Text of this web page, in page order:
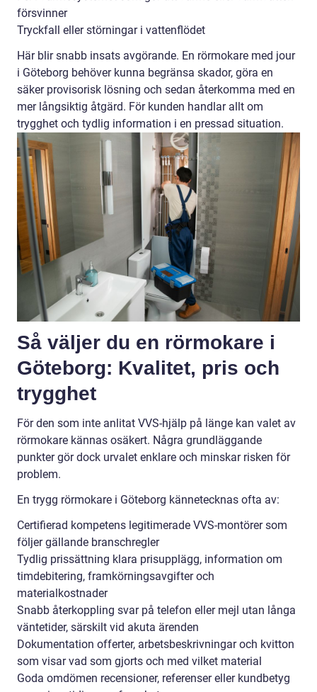
försvinner
Tryckfall eller störningar i vattenflödet
Här blir snabb insats avgörande. En rörmokare med jour
i Göteborg behöver kunna begränsa skador, göra en
säker provisorisk lösning och sedan återkomma med en
mer långsiktig åtgärd. För kunden handlar allt om
trygghet och tydlig information i en pressad situation.
Så väljer du en rörmokare i
Göteborg: Kvalitet, pris och
trygghet
För den som inte anlitat VVS-hjälp på länge kan valet av
rörmokare kännas osäkert. Några grundläggande
punkter gör dock urvalet enklare och minskar risken för
problem.
En trygg rörmokare i Göteborg kännetecknas ofta av:
Certifierad kompetens legitimerade VVS-montörer som
följer gällande branschregler
Tydlig prissättning klara prisupplägg, information om
timdebitering, framkörningsavgifter och
materialkostnader
Snabb återkoppling svar på telefon eller mejl utan långa
väntetider, särskilt vid akuta ärenden
Dokumentation offerter, arbetsbeskrivningar och kvitton
som visar vad som gjorts och med vilket material
Goda omdömen recensioner, referenser eller kundbetyg